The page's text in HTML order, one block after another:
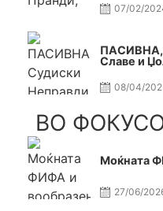
07/02/
ПАСИВНА,
Славе и
08/04/
ВО
Моќната
27/06/